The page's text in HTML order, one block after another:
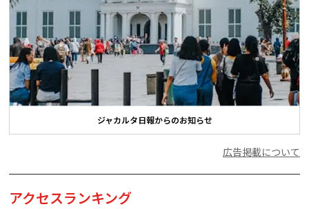
ジャカルタ日報からのお知らせ
広告掲載について
アクセスランキング